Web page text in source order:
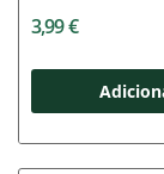
3,99 €